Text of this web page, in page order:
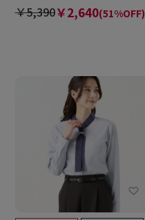
袖 レディース
￥5,390￥2,640(51%OFF)